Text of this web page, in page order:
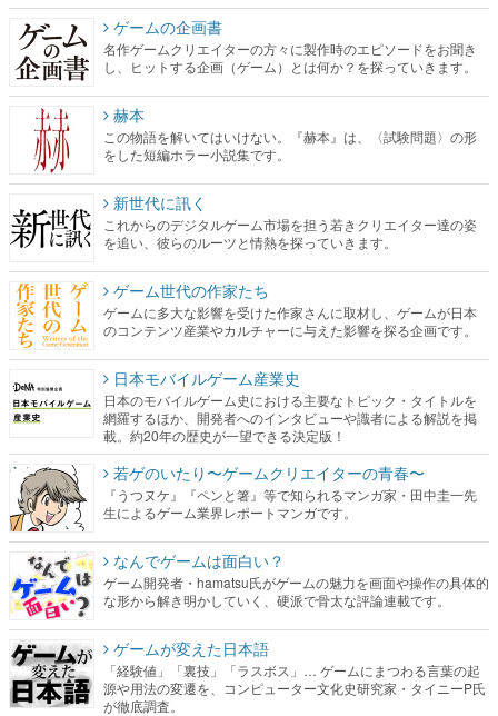
ゲームの企画書
名作ゲームクリエイターの方々に製作時のエピソードをお聞き
し、ヒットする企画（ゲーム）とは何か？を探っていきます。
赫本
この物語を解いてはいけない。『赫本』は、〈試験問題〉の形
をした短編ホラー小説集です。
新世代に訊く
これからのデジタルゲーム市場を担う若きクリエイター達の姿
を追い、彼らのルーツと情熱を探っていきます。
ゲーム世代の作家たち
ゲームに多大な影響を受けた作家さんに取材し、ゲームが日本
のコンテンツ産業やカルチャーに与えた影響を探る企画です。
日本モバイルゲーム産業史
日本のモバイルゲーム史における主要なトピック・タイトルを
網羅するほか、開発者へのインタビューや識者による解説を掲
載。約20年の歴史が一望できる決定版！
若ゲのいたり〜ゲームクリエイターの青春〜
『うつヌケ』『ペンと箸』等で知られるマンガ家・田中圭一先
生によるゲーム業界レポートマンガです。
なんでゲームは面白い？
ゲーム開発者・hamatsu氏がゲームの魅力を画面や操作の具体的
な形から解き明かしていく、硬派で骨太な評論連載です。
ゲームが変えた日本語
「経験値」「裏技」「ラスボス」… ゲームにまつわる言葉の起
源や用法の変遷を、コンピューター文化史研究家・タイニーP氏
が徹底調査。